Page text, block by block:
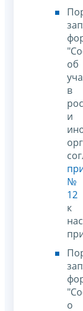
об
в
и
№
12
к
о